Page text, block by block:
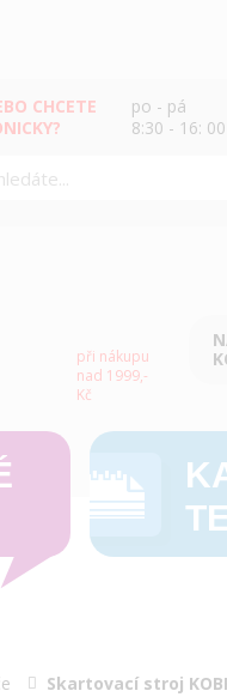
CHCETE
po - pá
8:30 - 16:
při nákupu
nad 1999,-
Kč
Skartovací stroj